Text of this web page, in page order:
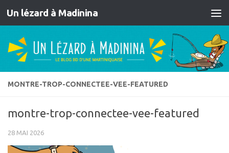
Skip to content
Un lézard à Madinina
MONTRE-TROP-CONNECTEE-VEE-FEATURED
montre-trop-connectee-vee-featured
28 MAI 2026